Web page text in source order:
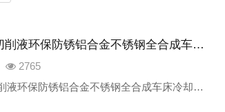
白城水溶性切削液环保防锈铝合金不锈钢全合成车床冷却液
2765
白城水溶性切削液环保防锈铝合金不锈钢全合成车床冷却液衡水朱雀新材料科技有限公司是一家专业研发生产工业润滑油产品的厂家，致力为金属加工领域提供绿色、安全、高性价比的高端产品。我公司主要产品产品包含：切削液、